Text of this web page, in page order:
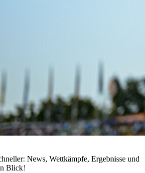
News, Wettkämpfe, Ergebnisse und
Blick!